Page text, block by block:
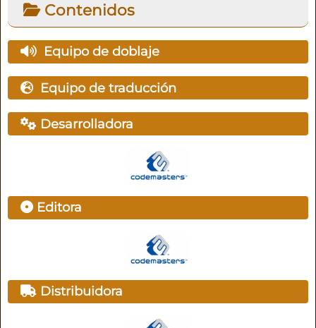
Contenidos
Equipo de doblaje
Equipo de traducción
Desarrolladora
Editora
Distribuidora